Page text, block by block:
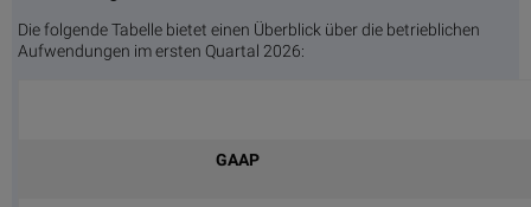
Die folgende Tabelle bietet einen Überblick über die betrieblichen
Aufwendungen im ersten Quartal 2026:
GAAP